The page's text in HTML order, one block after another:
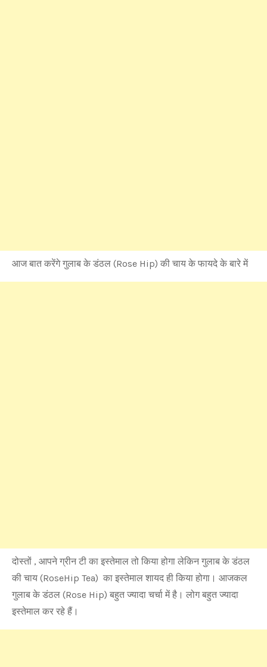
आज बात करेंगे गुलाब के डंठल (Rose Hip) की चाय के फायदे के बारे में
दोस्तों , आपने ग्रीन टी का इस्तेमाल तो किया होगा लेकिन गुलाब के डंठल
की चाय (RoseHip Tea) का इस्तेमाल शायद ही किया होगा। आजकल
गुलाब के डंठल (Rose Hip) बहुत ज्यादा चर्चा में है। लोग बहुत ज्यादा
इस्तेमाल कर रहे हैं।